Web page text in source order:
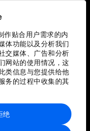
作贴合用户需求的内
体功能以及分析我们
交媒体、广告和分析
网站的使用情况，这
类信息与您提供给他
务的过程中收集的其
绝